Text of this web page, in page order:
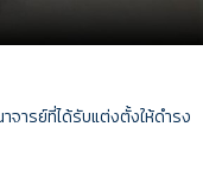
ารย์ที่ได้รับแต่งตั้งให้ดำรง